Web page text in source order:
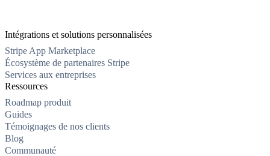
Intégrations et solutions personnalisées
Stripe App Marketplace
Écosystème de partenaires Stripe
Services aux entreprises
Ressources
Roadmap produit
Guides
Témoignages de nos clients
Blog
Communauté